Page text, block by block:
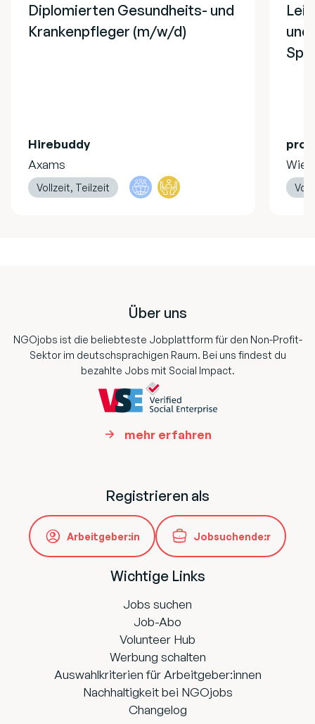
Diplomierten Gesundheits- und
Krankenpfleger (m/w/d)
Hirebuddy
Axams
Vollzeit, Teilzeit
und
pro
Wien
Über uns
NGOjobs ist die beliebteste Jobplattform für den Non-Profit-
Sektor im deutschsprachigen Raum. Bei uns findest du
bezahlte Jobs mit Social Impact.
mehr erfahren
Registrieren als
Arbeitgeber:in Jobsuchende:r
Wichtige Links
Jobs suchen
Job-Abo
Volunteer Hub
Werbung schalten
Auswahlkriterien für Arbeitgeber:innen
Nachhaltigkeit bei NGOjobs
Changelog